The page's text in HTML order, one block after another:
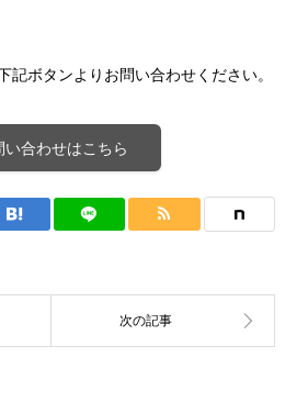
記ボタンよりお問い合わせください。
い合わせはこちら